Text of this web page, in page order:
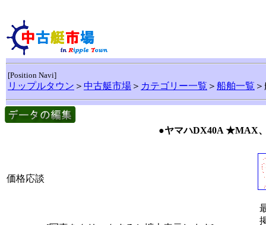
[Position Navi]
リップルタウン ＞ 中古艇市場 ＞ カテゴリー一覧 ＞ 船舶一覧
●ヤマハDX40A ★MAX
価格応談